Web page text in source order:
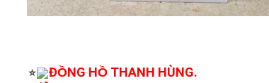
⭐ ĐỒNG HỒ THANH HÙNG.